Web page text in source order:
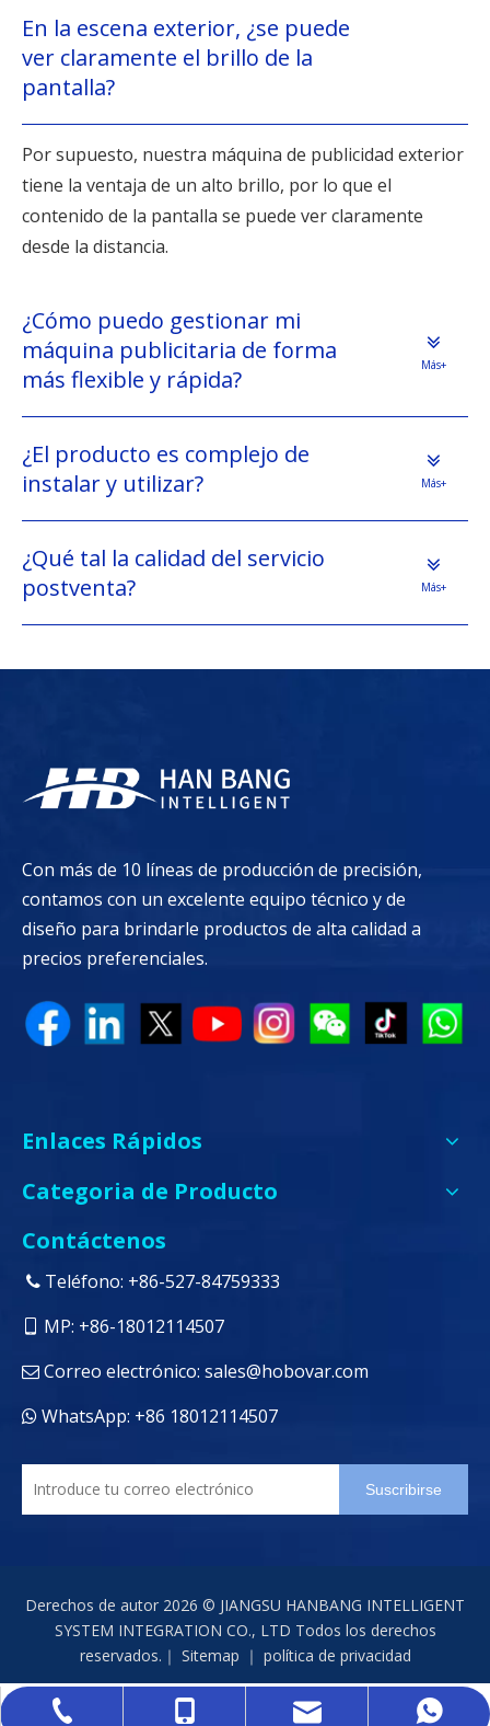
En la escena exterior, ¿se puede
ver claramente el brillo de la
pantalla?
Por supuesto, nuestra máquina de publicidad exterior
tiene la ventaja de un alto brillo, por lo que el
contenido de la pantalla se puede ver claramente
desde la distancia.
¿Cómo puedo gestionar mi
máquina publicitaria de forma
más flexible y rápida?
Más+
¿El producto es complejo de
instalar y utilizar?
Más+
¿Qué tal la calidad del servicio
postventa?
Más+
Con más de 10 líneas de producción de precisión,
contamos con un excelente equipo técnico y de
diseño para brindarle productos de alta calidad a
precios preferenciales.
+86-527-84759333
+86-18012114507
sales@hobovar.com
+86 18012114507
Enlaces Rápidos
Categoria de Producto
Contáctenos
 Teléfono: +86-527-84759333
 MP: +86-18012114507
 Correo electrónico: sales@hobovar.com
 WhatsApp: +86 18012114507
Suscribirse
Derechos de autor 2026 © JIANGSU HANBANG INTELLIGENT
SYSTEM INTEGRATION CO., LTD Todos los derechos
reservados.｜ Sitemap ｜ política de privacidad